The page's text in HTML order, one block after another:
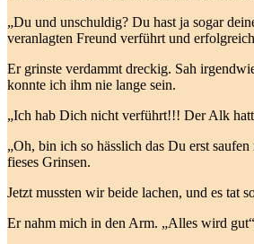
„Du und unschuldig? Du hast ja sogar
veranlagten Freund verführt und
Er grinste verdammt dreckig. Sah
konnte ich ihm nie lange sein.
„Ich hab Dich nicht verführt!!! Der Alk
„Oh, bin ich so hässlich das Du erst
fieses Grinsen.
Jetzt mussten wir beide lachen, und es tat
Er nahm mich in den Arm. „Alles wird